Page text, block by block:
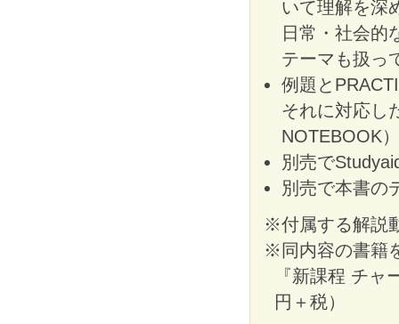
いて理解を深
日常・社会的
テーマも扱っ
例題と
それに対応し
NOTEBOOK
別売で
別売で本書の
※付属する解説
※同内容の書籍
『新課程 チ
円＋税）